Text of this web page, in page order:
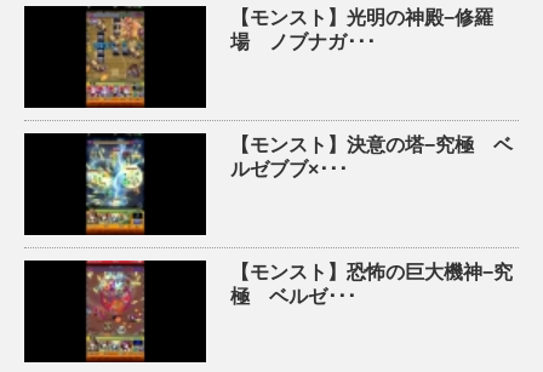
【モンスト】光明の神殿−修羅
場 ノブナガ･･･
【モンスト】決意の塔−究極 ベ
ルゼブブ×･･･
【モンスト】恐怖の巨大機神−究
極 ベルゼ･･･